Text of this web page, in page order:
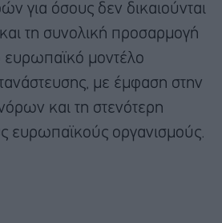
για όσους δεν δικαιούνται
τη συνολική προσαρμογή
ευρωπαϊκό μοντέλο
με έμφαση στην
και τη στενότερη
ευρωπαϊκούς οργανισμούς.